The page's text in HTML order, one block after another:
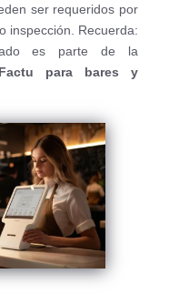
ser requeridos por
inspección. Recuerda:
es parte de la
para bares y